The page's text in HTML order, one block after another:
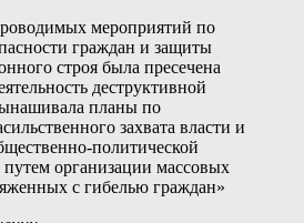
мероприятий по
граждан и защиты
строя была пресечена
деструктивной
планы по
захвата власти и
политической
путем организации массовых
с гибелью граждан»